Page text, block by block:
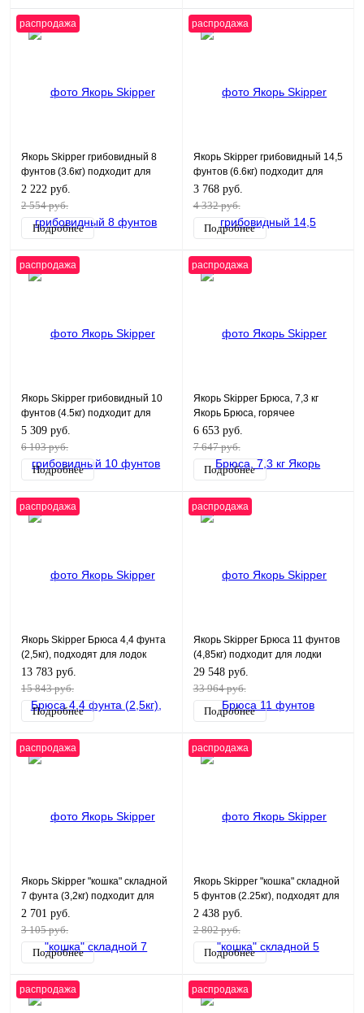
распродажа
Якорь Skipper грибовидный 8
фунтов (3.6кг) подходит для
лодки длиной менее 9 футов
2 222 руб.
2 554 руб.
Подробнее
распродажа
Якорь Skipper грибовидный 14,5
фунтов (6.6кг) подходит для
лодки длиной 11 футов
3 768 руб.
4 332 руб.
Подробнее
распродажа
Якорь Skipper грибовидный 10
фунтов (4.5кг) подходит для
лодки длиной 11 футов,
5 309 руб.
6 103 руб.
Подробнее
распродажа
Якорь Skipper Брюса, 7,3 кг
Якорь Брюса, горячее
цинкование
6 653 руб.
7 647 руб.
Подробнее
распродажа
Якорь Skipper Брюса 4,4 фунта
(2,5кг), подходят для лодок
длиной менее 18 футов
13 783 руб.
15 843 руб.
Подробнее
распродажа
Якорь Skipper Брюса 11 фунтов
(4,85кг) подходит для лодки
длиной 23 фута
29 548 руб.
33 964 руб.
Подробнее
распродажа
Якорь Skipper "кошка" складной
7 фунта (3,2кг) подходит для
лодки длиной менее 5-16 футов
2 701 руб.
3 105 руб.
Подробнее
распродажа
Якорь Skipper "кошка" складной
5 фунтов (2.25кг), подходят для
лодки длиной 11 футов
2 438 руб.
2 802 руб.
Подробнее
распродажа распродажа